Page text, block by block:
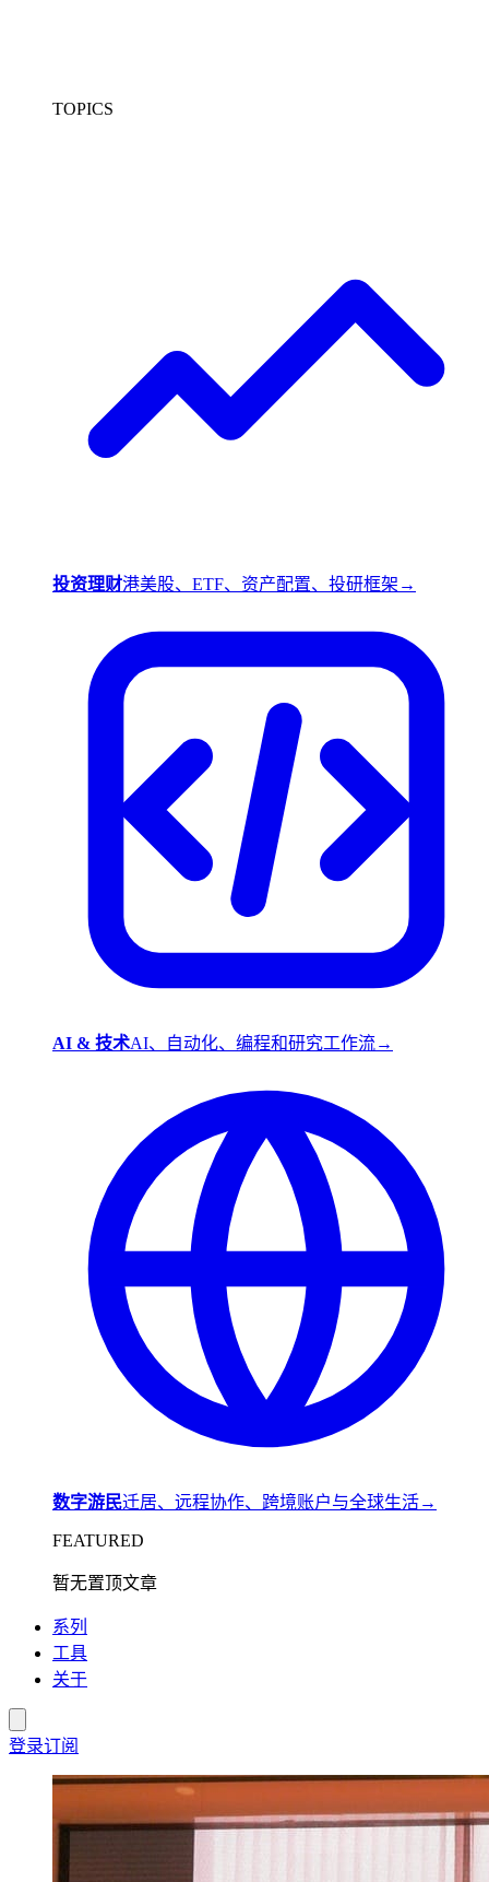
TOPICS
投资理财港美股、ETF、资产配置、投研框架 →
AI & 技术AI、自动化、编程和研究工作流→
数字游民迁居、远程协作、跨境账户与全球生活→
FEATURED
暂无置顶文章
系列
工具
关于
登录订阅